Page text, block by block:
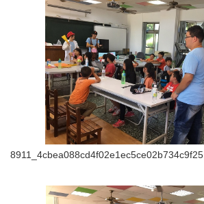
8911_4cbea088cd4f02e1ec5ce02b734c9f25